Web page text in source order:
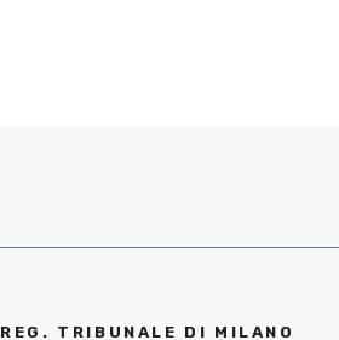
REG. TRIBUNALE DI MILANO